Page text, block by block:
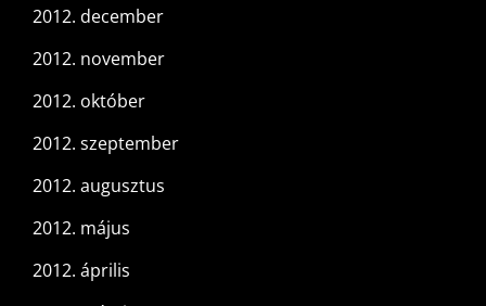
2012. december
2012. november
2012. október
2012. szeptember
2012. augusztus
2012. május
2012. április